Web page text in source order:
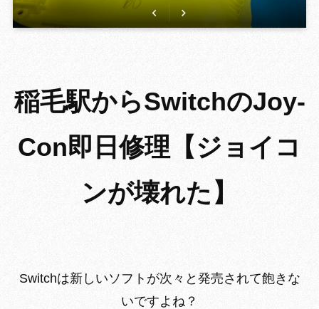
GROWING
稲毛駅からSwitchのJoy-
Con即日修理【ジョイコ
ンが壊れた】
Switchは新しいソフトが次々と発売されて飽きな
いですよね？